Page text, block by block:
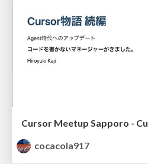
Cursor Meetup Sapporo -
cocacola917